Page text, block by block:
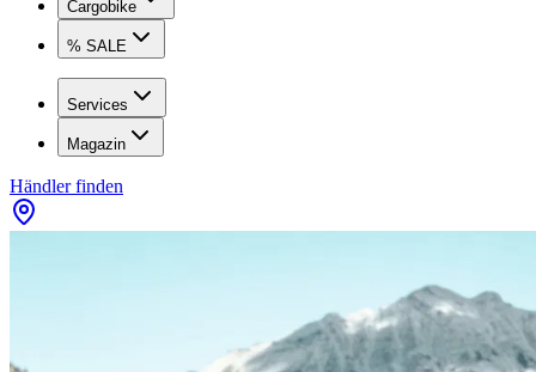
Cargobike
% SALE
Services
Magazin
Händler finden